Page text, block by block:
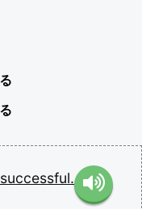
successful.